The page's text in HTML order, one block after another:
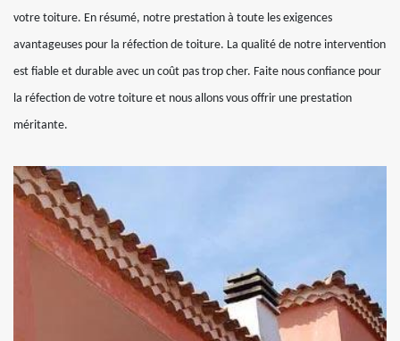
votre toiture. En résumé, notre prestation à toute les exigences
avantageuses pour la réfection de toiture. La qualité de notre intervention
est fiable et durable avec un coût pas trop cher. Faite nous confiance pour
la réfection de votre toiture et nous allons vous offrir une prestation
méritante.